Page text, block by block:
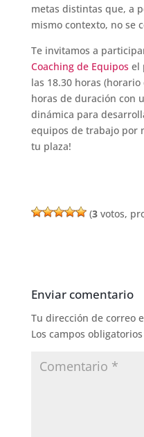
metas distintas que, a
mismo contexto, no se
Te invitamos a
Coaching de Equipos el
las 18.30 horas
horas de duración con
dinámica para
equipos de trabajo por
tu plaza!
(3votos,
Enviar comentario
Tu dirección de correo
Los campos